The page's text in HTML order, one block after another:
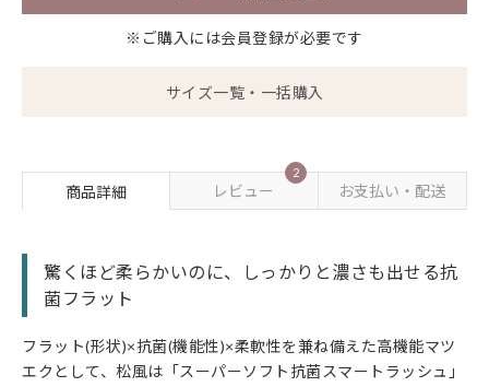
※ご購入には会員登録が必要です
サイズ一覧・一括購入
商品詳細 レビュー
2
お支払い・配送
驚くほど柔らかいのに、しっかりと濃さも出せる抗
菌フラット
フラット(形状)×抗菌(機能性)×柔軟性を兼ね備えた高機能マツ
エクとして、松風は「スーパーソフト抗菌スマートラッシュ」